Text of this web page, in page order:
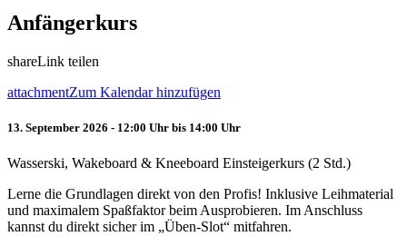
Anfängerkurs
shareLink teilen
attachmentZum Kalendar hinzufügen
13. September 2026 - 12:00 Uhr bis 14:00 Uhr
Wasserski, Wakeboard & Kneeboard Einsteigerkurs (2 Std.)
Lerne die Grundlagen direkt von den Profis! Inklusive Leihmaterial
und maximalem Spaßfaktor beim Ausprobieren. Im Anschluss
kannst du direkt sicher im „Üben-Slot“ mitfahren.